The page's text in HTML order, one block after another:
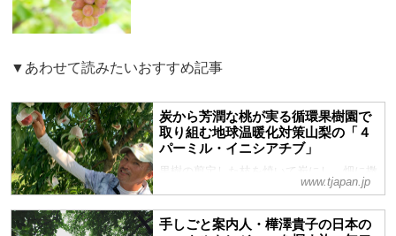
▼あわせて読みたいおすすめ記事
炭から芳潤な桃が実る循環果樹園で
取り組む地球温暖化対策山梨の「４
パーミル・イニシアチブ」
果樹の剪定した枝を焼いて炭にし、畑に撒
く。すると微生物の力で土は豊かになり、
果実が健やかに育くまれる。ゴミを出さ
ず、大気中の二酸化炭素濃度の低減を目指
www.tjapan.jp
手しごと案内人・樺澤貴子の日本の